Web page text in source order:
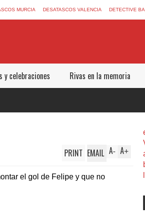
MURCIA DESATASCOS VALENCIA DETECTIVE
y celebraciones Rivas en la memoria
A+
A-
PRINT EMAIL
el gol de Felipe y que no